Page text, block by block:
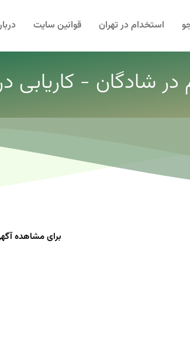
استخدام در تهران قوانین سایت
شادگان - کاریابی
برای مشاهده